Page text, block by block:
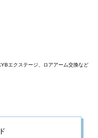
エクステージ、ロアアーム交換など